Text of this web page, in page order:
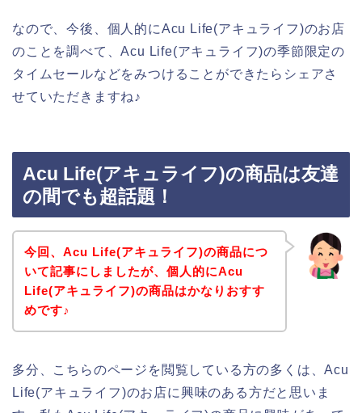
なので、今後、個人的にAcu Life(アキュライフ)のお店
のことを調べて、Acu Life(アキュライフ)の季節限定の
タイムセールなどをみつけることができたらシェアさ
せていただきますね♪
Acu Life(アキュライフ)の商品は友達
の間でも超話題！
今回、Acu Life(アキュライフ)の商品につ
いて記事にしましたが、個人的にAcu
Life(アキュライフ)の商品はかなりおすす
めです♪
多分、こちらのページを閲覧している方の多くは、Acu
Life(アキュライフ)のお店に興味のある方だと思いま